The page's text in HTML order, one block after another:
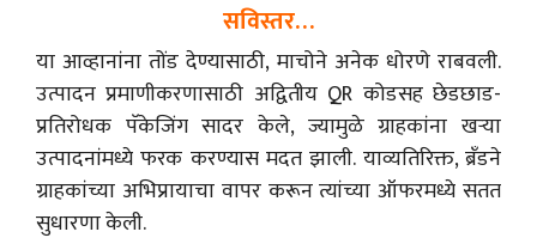
सविस्तर…
या आव्हानांना तोंड देण्यासाठी, माचोने अनेक धोरणे राबवली.
उत्पादन प्रमाणीकरणासाठी अद्वितीय QR कोडसह छेडछाड-
प्रतिरोधक पॅकेजिंग सादर केले, ज्यामुळे ग्राहकांना खऱ्या
उत्पादनांमध्ये फरक करण्यास मदत झाली. याव्यतिरिक्त, ब्रँडने
ग्राहकांच्या अभिप्रायाचा वापर करून त्यांच्या ऑफरमध्ये सतत
सुधारणा केली.